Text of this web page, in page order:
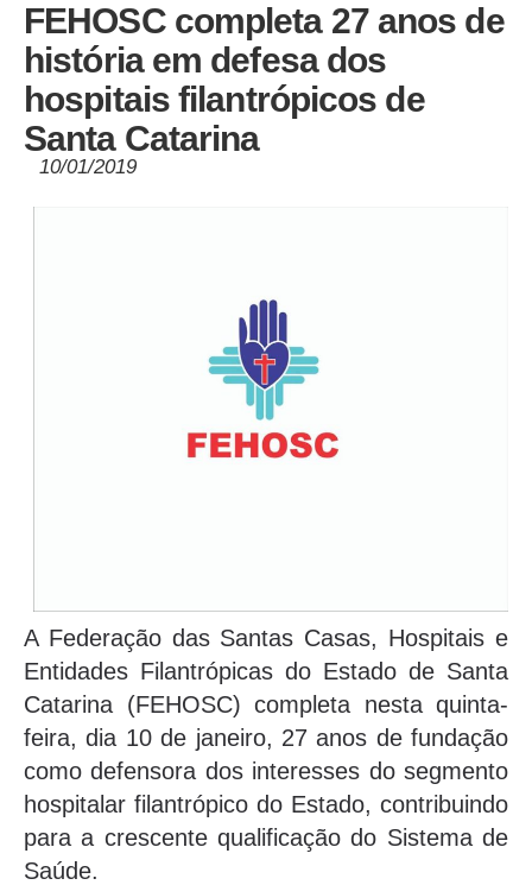
FEHOSC completa 27 anos de
história em defesa dos
hospitais filantrópicos de
Santa Catarina
10/01/2019
A Federação das Santas Casas, Hospitais e
Entidades Filantrópicas do Estado de Santa
Catarina (FEHOSC) completa nesta quinta-
feira, dia 10 de janeiro, 27 anos de fundação
como defensora dos interesses do segmento
hospitalar filantrópico do Estado, contribuindo
para a crescente qualificação do Sistema de
Saúde.